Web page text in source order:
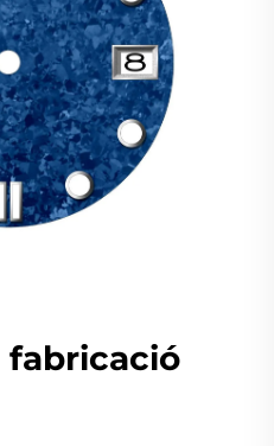
fabricació